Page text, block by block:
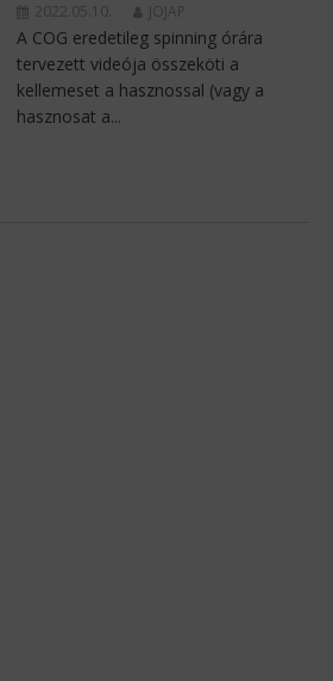
2022.05.10. JOJAP
A COG eredetileg spinning órára
tervezett videója összeköti a
kellemeset a hasznossal (vagy a
hasznosat a...